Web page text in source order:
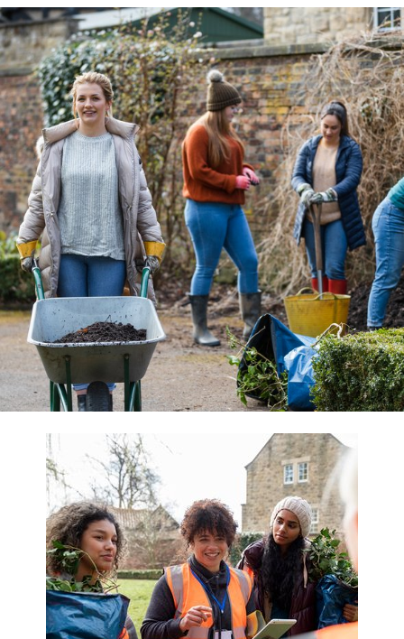
Regelungen der einzelnen Anbieter.
Datenschutz und Nutzung digitaler Dienste: Die
Nutzung von KI-Tools und Online-Plattformen
kann die Erstellung von Benutzerkonten
erfordern. Mit der Teilnahme am Training
erklären sich die Teilnehmenden bereit, die
jeweiligen Datenschutzbestimmungen sowie
Nutzungsbedingungen der eingesetzten Tools
zu akzeptieren und, sofern notwendig, ihre E-
Mail-Adresse sowie weitere grundlegende
Daten für die Registrierung zu verwenden. Eine
Teilnahme auch ohne die Akzeptanz der
Datenschutz- sowie Nutzungsbestimmungen
ist möglich